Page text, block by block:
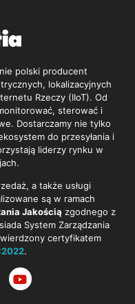
polski producent
lokalizacyjnych
Rzeczy (IIoT). Od
sterować i
Dostarczamy nie tylko
do przesyłania i
liderzy rynku w
a także usługi
są w ramach
Jakością zgodnego z
System Zarządzania
certyfikatem
.